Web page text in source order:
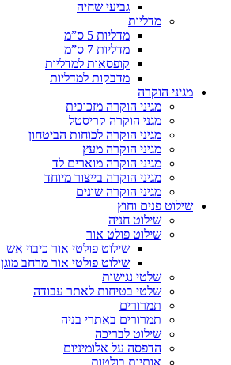
גביעי שחיה
מדליות
מדליות 5 ס”מ
מדליות 7 ס”מ
קופסאות למדליות
מדבקות למדליות
מגיני הוקרה
מגיני הוקרה מזכוכית
מגני הוקרה קריסטל
מגיני הוקרה לכוחות הביטחון
מגיני הוקרה מעץ
מגיני הוקרה מוארים לד
מגיני הוקרה בייצור מיוחד
מגיני הוקרה שונים
שילוט פנים וחוץ
שילוט חניה
שילוט פולט אור
שילוט פולטי אור כיבוי אש
שילוט פולטי אור מרחב מוגן
שלטי נגישות
שלטי בטיחות לאתר עבודה
תמרורים
תמרורים באתרי בניה
שילוט לבריכה
הדפסה על אלומיניום
אותיות בולטות